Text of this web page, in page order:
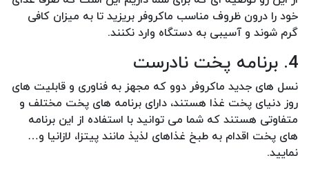
خود را درون ظروف مناسب ماکروفر بریزید تا به میزان کافی
گرم شوند و آسیبی به دستگاه وارد نکنند.
4. برنامه پخت نادرست
نسل های جدید ماکروفر دوو که مجهز به فناوری و قابلیت های
روز دنیای پخت غذا هستند، دارای برنامه های پخت مختلف و
متفاوتی هستند که شما می توانید با استفاده از این برنامه
های پخت اقدام به طبخ غذاهای لذیذ مانند پیتزا، لازانیا و…
نمایید.